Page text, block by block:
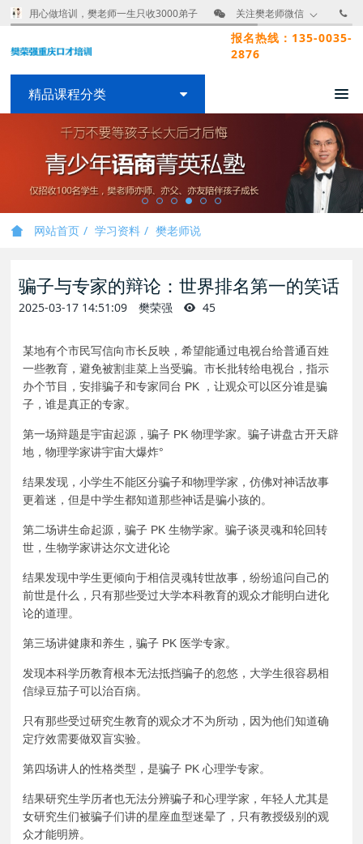
用心做培训，樊老师一生只收3000弟子 关注樊老师微信
报名热线：135-0035-
2876
精品课程分类
网站首页 学习资料 樊老师说
骗子与专家的辩论：世界排名第一的笑话
2025-03-17 14:51:09 樊荣强 45
某地有个市民写信向市长反映，希望能通过电视台给普通百姓
一些教育，避免被割韭菜上当受骗。市长批转给电视台，指示
办个节目，安排骗子和专家同台 PK ，让观众可以区分谁是骗
子，谁是真正的专家。
第一场辩题是宇宙起源，骗子 PK 物理学家。骗子讲盘古开天辟
地，物理学家讲宇宙大爆炸°
结果发现，小学生不能区分骗子和物理学家，仿佛对神话故事
更着迷，但是中学生都知道那些神话是骗小孩的。
第二场讲生命起源，骗子 PK 生物学家。骗子谈灵魂和轮回转
世，生物学家讲达尔文进化论
结果发现中学生更倾向于相信灵魂转世故事，纷纷追问自己的
前世是什么，只有那些受过大学本科教育的观众才能明白进化
论的道理。
第三场讲健康和养生，骗子 PK 医学专家。
发现本科学历教育根本无法抵挡骗子的忽悠，大学生很容易相
信绿豆茄子可以治百病。
只有那些受过研究生教育的观众才不为所动，因为他们知道确
定疗效需要做双盲实验。
第四场讲人的性格类型，是骗子 PK 心理学专家。
结果研究生学历者也无法分辨骗子和心理学家，年轻人尤其是
女研究生们被骗子们讲的星座血型迷晕了，只有教授级别的观
众才能明辨。